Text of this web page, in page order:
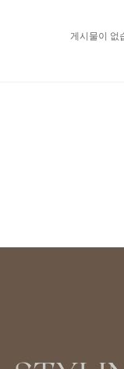
게시물이 없